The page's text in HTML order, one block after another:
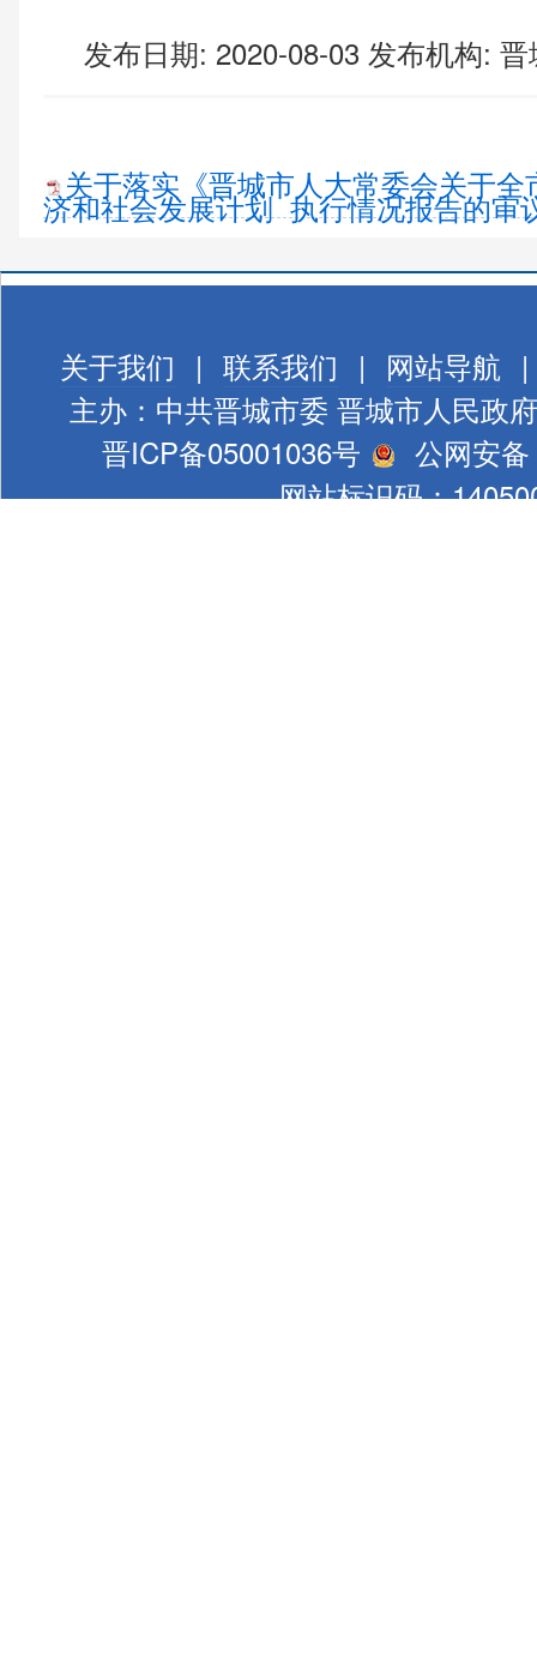
发布日期: 2020-08-03 发布机构: 晋
关于落实《晋城市人大常委会关于
济和社会发展计划 执行情况报告的
关于我们 | 联系我们 | 网站导航 |
主办：中共晋城市委 晋城市人民政府
晋ICP备05001036号
公网安
网站标识码：